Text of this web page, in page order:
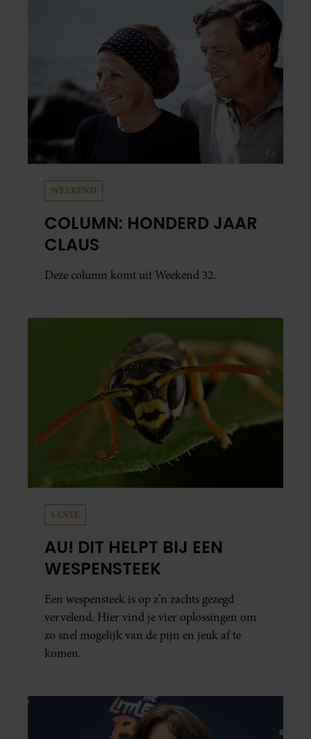
WEEKEND
COLUMN: HONDERD JAAR
CLAUS
Deze column komt uit Weekend 32.
SANTE
AU! DIT HELPT BIJ EEN
WESPENSTEEK
Een wespensteek is op z’n zachts gezegd
vervelend. Hier vind je vier oplossingen om
zo snel mogelijk van de pijn en jeuk af te
komen.